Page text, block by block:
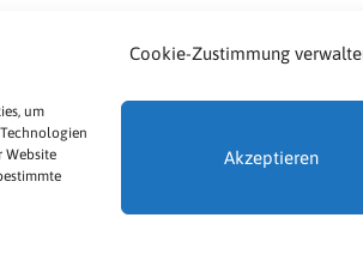
Cookie-Zustimmung
um
Website
Akzeptieren
Cookie-